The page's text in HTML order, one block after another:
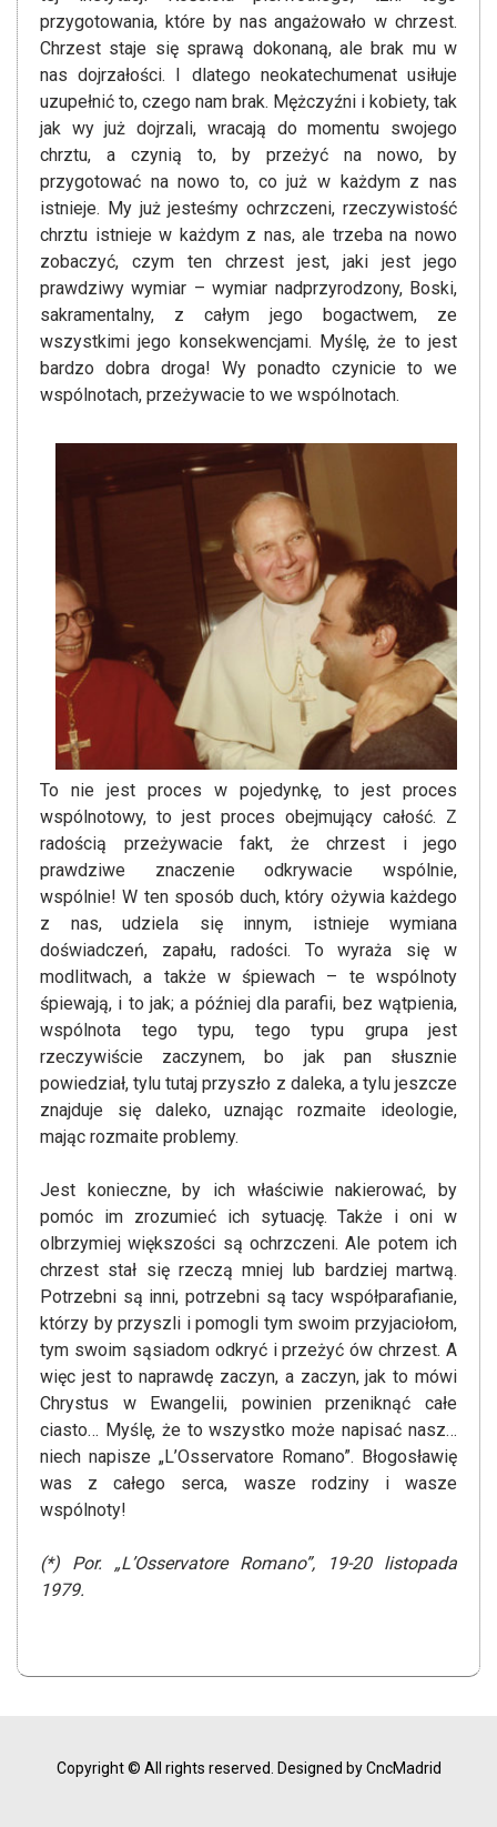
przygotowania, które by nas angażowało w chrzest.
Chrzest staje się sprawą dokonaną, ale brak mu w
nas dojrzałości. I dlatego neokatechumenat usiłuje
uzupełnić to, czego nam brak. Mężczyźni i kobiety, tak
jak wy już dojrzali, wracają do momentu swojego
chrztu, a czynią to, by przeżyć na nowo, by
przygotować na nowo to, co już w każdym z nas
istnieje. My już jesteśmy ochrzczeni, rzeczywistość
chrztu istnieje w każdym z nas, ale trzeba na nowo
zobaczyć, czym ten chrzest jest, jaki jest jego
prawdziwy wymiar – wymiar nadprzyrodzony, Boski,
sakramentalny, z całym jego bogactwem, ze
wszystkimi jego konsekwencjami. Myślę, że to jest
bardzo dobra droga! Wy ponadto czynicie to we
wspólnotach, przeżywacie to we wspólnotach.
To nie jest proces w pojedynkę, to jest proces
wspólnotowy, to jest proces obejmujący całość. Z
radością przeżywacie fakt, że chrzest i jego
prawdziwe znaczenie odkrywacie wspólnie,
wspólnie! W ten sposób duch, który ożywia każdego
z nas, udziela się innym, istnieje wymiana
doświadczeń, zapału, radości. To wyraża się w
modlitwach, a także w śpiewach – te wspólnoty
śpiewają, i to jak; a później dla parafii, bez wątpienia,
wspólnota tego typu, tego typu grupa jest
rzeczywiście zaczynem, bo jak pan słusznie
powiedział, tylu tutaj przyszło z daleka, a tylu jeszcze
znajduje się daleko, uznając rozmaite ideologie,
mając rozmaite problemy.
Jest konieczne, by ich właściwie nakierować, by
pomóc im zrozumieć ich sytuację. Także i oni w
olbrzymiej większości są ochrzczeni. Ale potem ich
chrzest stał się rzeczą mniej lub bardziej martwą.
Potrzebni są inni, potrzebni są tacy współparafianie,
którzy by przyszli i pomogli tym swoim przyjaciołom,
tym swoim sąsiadom odkryć i przeżyć ów chrzest. A
więc jest to naprawdę zaczyn, a zaczyn, jak to mówi
Chrystus w Ewangelii, powinien przeniknąć całe
ciasto… Myślę, że to wszystko może napisać nasz…
niech napisze „L’Osservatore Romano”. Błogosławię
was z całego serca, wasze rodziny i wasze
wspólnoty!
(*) Por. „L’Osservatore Romano”, 19-20 listopada
1979.
Copyright © All rights reserved. Designed by CncMadrid